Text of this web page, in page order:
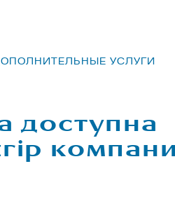
УСЛУГИ
доступна